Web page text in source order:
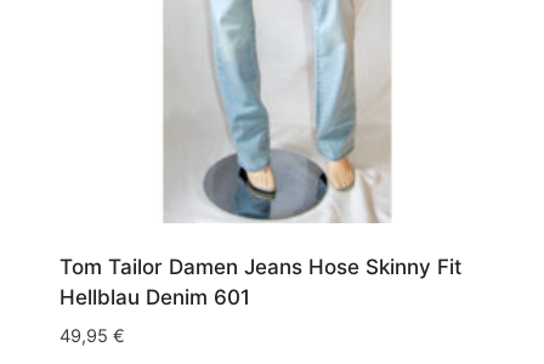
Tom Tailor Damen Jeans Hose Skinny Fit
Hellblau Denim 601
49,95 €